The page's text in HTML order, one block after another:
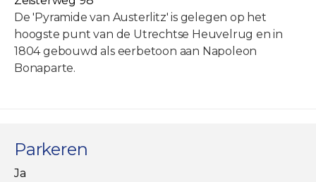
De 'Pyramide van Austerlitz' is gelegen op het
hoogste punt van de Utrechtse Heuvelrug en in
1804 gebouwd als eerbetoon aan Napoleon
Bonaparte.
Parkeren
Ja